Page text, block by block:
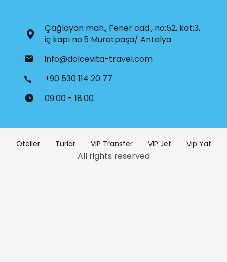
Çağlayan mah., Fener cad., no:52, kat:3,
iç kapı no:5 Muratpaşa/ Antalya
info@dolcevita-travel.com
+90 530 114 20 77
09:00 - 18:00
Oteller Turlar VIP Transfer VIP Jet Vip Yat
All rights reserved